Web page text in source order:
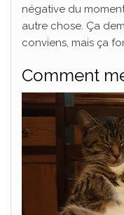
négative du
autre chose. Ça
conviens, mais ça
Comment